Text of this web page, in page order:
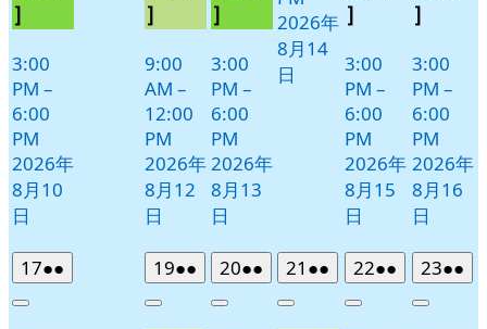
］
3:00
PM –
6:00
PM
2026年
8月10
日
］
9:00
AM –
12:00
PM
2026年
8月12
日
］
3:00
PM –
6:00
PM
2026年
8月13
日
2026年
8月14
日
］
3:00
PM –
6:00
PM
2026年
8月15
日
］
3:00
PM –
6:00
PM
2026年
8月16
日
172026
年
●●
件
Close
192026
年
●●
件
Close
202026
年
●●
件
Close
21 2026
年
●●
件
Close
222026
年
●●
件
Close
232026
年
●●
件
Close